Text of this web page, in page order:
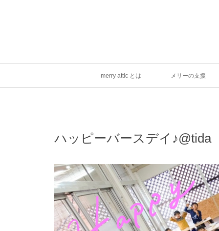
merry attic とは メリーの支援
ハッピーバースデイ♪@tida